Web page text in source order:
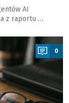
AI
z raportu …
0